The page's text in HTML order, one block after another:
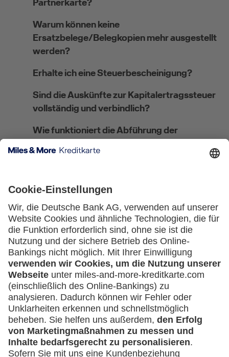
Warum können keine
Ersatzbelege/Belegkopien mehr ausgestellt
werden?
Erhalte ich eine Steuerbescheinigung?
Sind die Auskünfte zur Kapitalertragssteuer
vollständig und verbindlich?
Wie funktioniert die Abführung der
Kirchensteuer?
Welches Verfahren gilt für
Steuerausländer:innen?
Was kann ich tun, wenn ich über eine
Umsatzanfrage informiert werde, die ich
nicht veranlasst habe?
Sperren der Lufthansa Miles & More
Credit Card